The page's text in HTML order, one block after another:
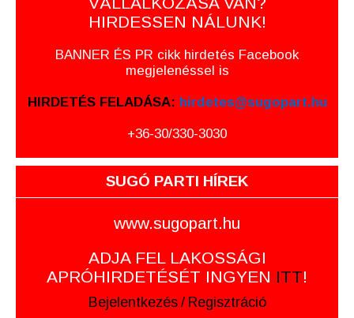
HIRDESSEN NÁLUNK!
BANNER ÉS PR cikk hirdetés Facebook
megjelenéssel is
HIRDETÉS FELADÁSA: hirdetes@sugopart.hu
+36-30/330-3030
SUGÓ PARTI HÍREK
www.sugopart.hu
ADJA FEL LAKOSSÁGI
APRÓHIRDETÉSÉT INGYEN ITT!
Bejelentkezés / Regisztráció